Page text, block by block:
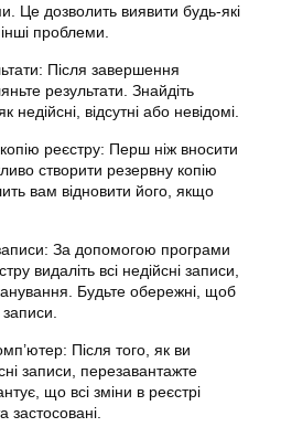
Це дозволить виявити будь-які
проблеми.
Після завершення
результати. Знайдіть
недійсні, відсутні або невідомі.
реєстру: Перш ніж вносити
створити резервну копію
вам відновити його, якщо
записи: За допомогою програми
видаліть всі недійсні записи,
Будьте обережні, щоб
Після того, як ви
записи, перезавантажте
що всі зміни в реєстрі
застосовані.